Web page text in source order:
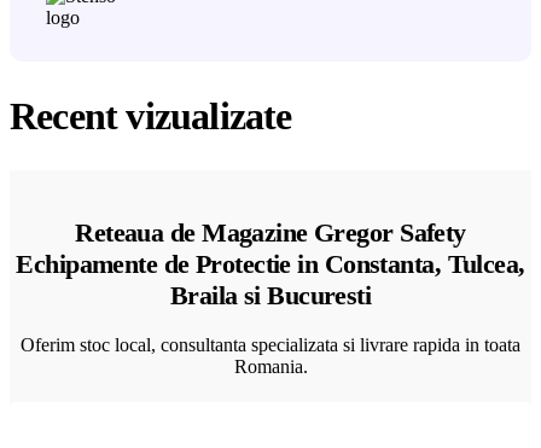
Recent vizualizate
Reteaua de Magazine Gregor Safety
Echipamente de Protectie in Constanta, Tulcea,
Braila si Bucuresti
Oferim stoc local, consultanta specializata si livrare rapida in toata
Romania.